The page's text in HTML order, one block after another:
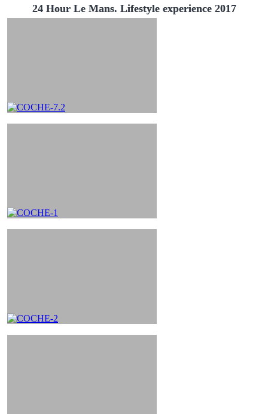
24 Hour Le Mans. Lifestyle experience 2017